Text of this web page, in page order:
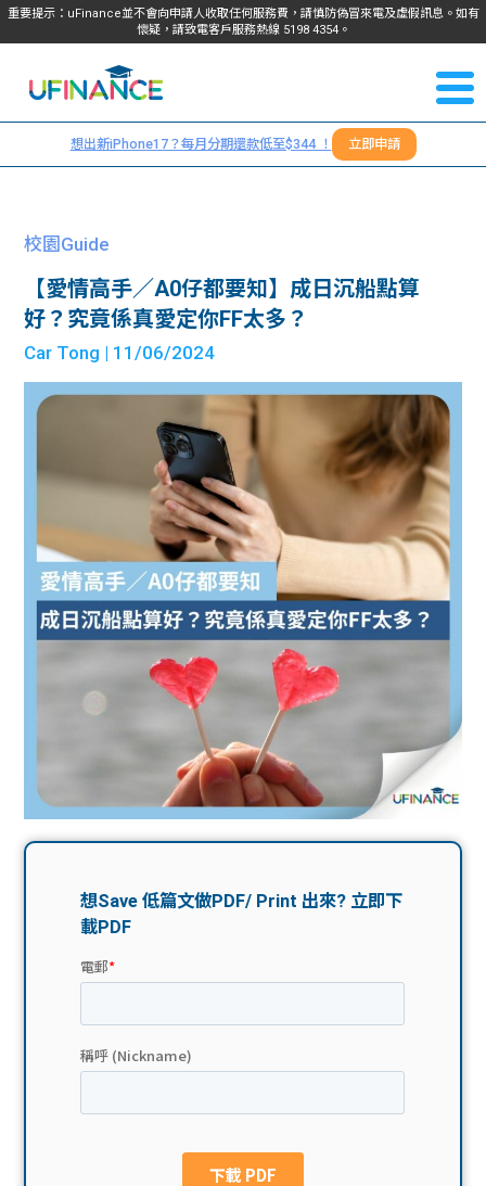
重要提示：uFinance並不會向申請人收取任何服務費，請慎防偽冒來電及虛假訊息。如有
懷疑，請致電客戶服務熱線 5198 4354。
我們
服務
學生
貸款
計算
機
學生
故事
分享
大學
生學
貸款
網上
學生
資訊
Blog
大專
生筍
工推
介
搵工
Gui
de
ge
校園
常見
問題
學生
福利
uFina
nce
校園
贊助
聯絡
我們
們
＋
想出新iPhone17？每月分期還款低至$344 ！ 立即申請
校園Guide
【愛情高手／A0仔都要知】成日沉船點算
好？究竟係真愛定你FF太多？
Car Tong | 11/06/2024